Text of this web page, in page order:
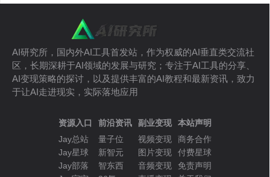
AI研究所，国内外AI工具首发站，作为权威的AI垂直类交流社
区，长期深耕于AI领域的发展与研究；专注于AI工具的分享、
AI变现策略的探讨，以及提供丰富的AI教程和最新资讯，致力
于让AI走进现实，实际落地应用
资源入口
Jay总站
Jay星球
Jay部落
前沿资讯
量子位
新智元
智东西
副业变现
视频变现
图片变现
音频变现
本站声明
商务合作
付费星球
免责声明